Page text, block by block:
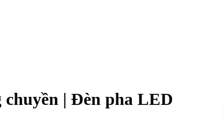
chuyền | Đèn pha LED